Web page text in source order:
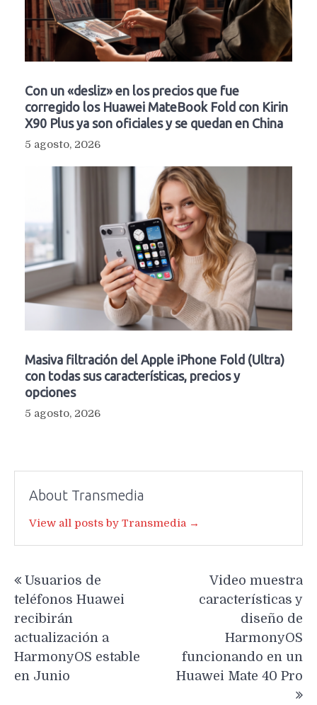
Con un «desliz» en los precios que fue
corregido los Huawei MateBook Fold con Kirin
X90 Plus ya son oficiales y se quedan en China
5 agosto, 2026
Masiva filtración del Apple iPhone Fold (Ultra)
con todas sus características, precios y
opciones
5 agosto, 2026
About Transmedia
View all posts by Transmedia →
de
entradas
Usuarios de
teléfonos Huawei
recibirán
actualización a
HarmonyOS estable
en Junio
Video muestra
características y
diseño de
HarmonyOS
funcionando en un
Huawei Mate 40 Pro